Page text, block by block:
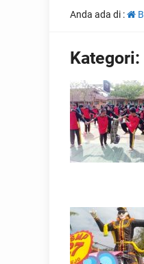
Anda ada di :
Kategori: